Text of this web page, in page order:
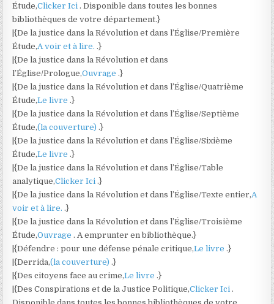
Étude,Clicker Ici. Disponible dans toutes les bonnes
bibliothèques de votre département.}
|{De la justice dans la Révolution et dans l’Église/Première
Étude,A voir et à lire..}
|{De la justice dans la Révolution et dans
l’Église/Prologue,Ouvrage.}
|{De la justice dans la Révolution et dans l’Église/Quatrième
Étude,Le livre.}
|{De la justice dans la Révolution et dans l’Église/Septième
Étude,(la couverture).}
|{De la justice dans la Révolution et dans l’Église/Sixième
Étude,Le livre.}
|{De la justice dans la Révolution et dans l’Église/Table
analytique,Clicker Ici.}
|{De la justice dans la Révolution et dans l’Église/Texte entier,A
voir et à lire..}
|{De la justice dans la Révolution et dans l’Église/Troisième
Étude,Ouvrage. A emprunter en bibliothèque.}
|{Défendre : pour une défense pénale critique,Le livre.}
|{Derrida,(la couverture).}
|{Des citoyens face au crime,Le livre.}
|{Des Conspirations et de la Justice Politique,Clicker Ici.